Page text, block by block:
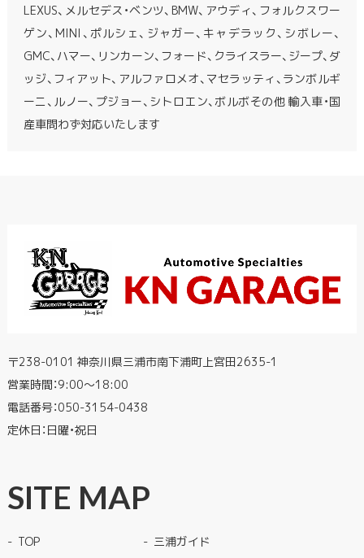
LEXUS、メルセデス・ベンツ、BMW、アウディ、フォルクスワー
ゲン、MINI、ポルシェ、ジャガー、キャデラック、シボレー、
GMC、ハマー、リンカーン、フォード、クライスラー、ジープ、ダ
ッジ、フィアット、アルファロメオ、マセラッティ、ランボルギ
ーニ、ルノー、プジョー、シトロエン、ボルボその他 輸入車・国
産車問わず対応いたします
〒238-0101 神奈川県三浦市南下浦町上宮田2635-1
営業時間：9:00〜18:00
電話番号：050-3154-0438
定休日：日曜・祝日
SITE MAP
TOP
三浦ガイド